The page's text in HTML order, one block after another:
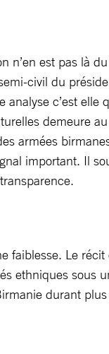
n’en est pas là
civil du
c’est
demeure
armées
important. Il
faiblesse. Le
ethniques sous
durant